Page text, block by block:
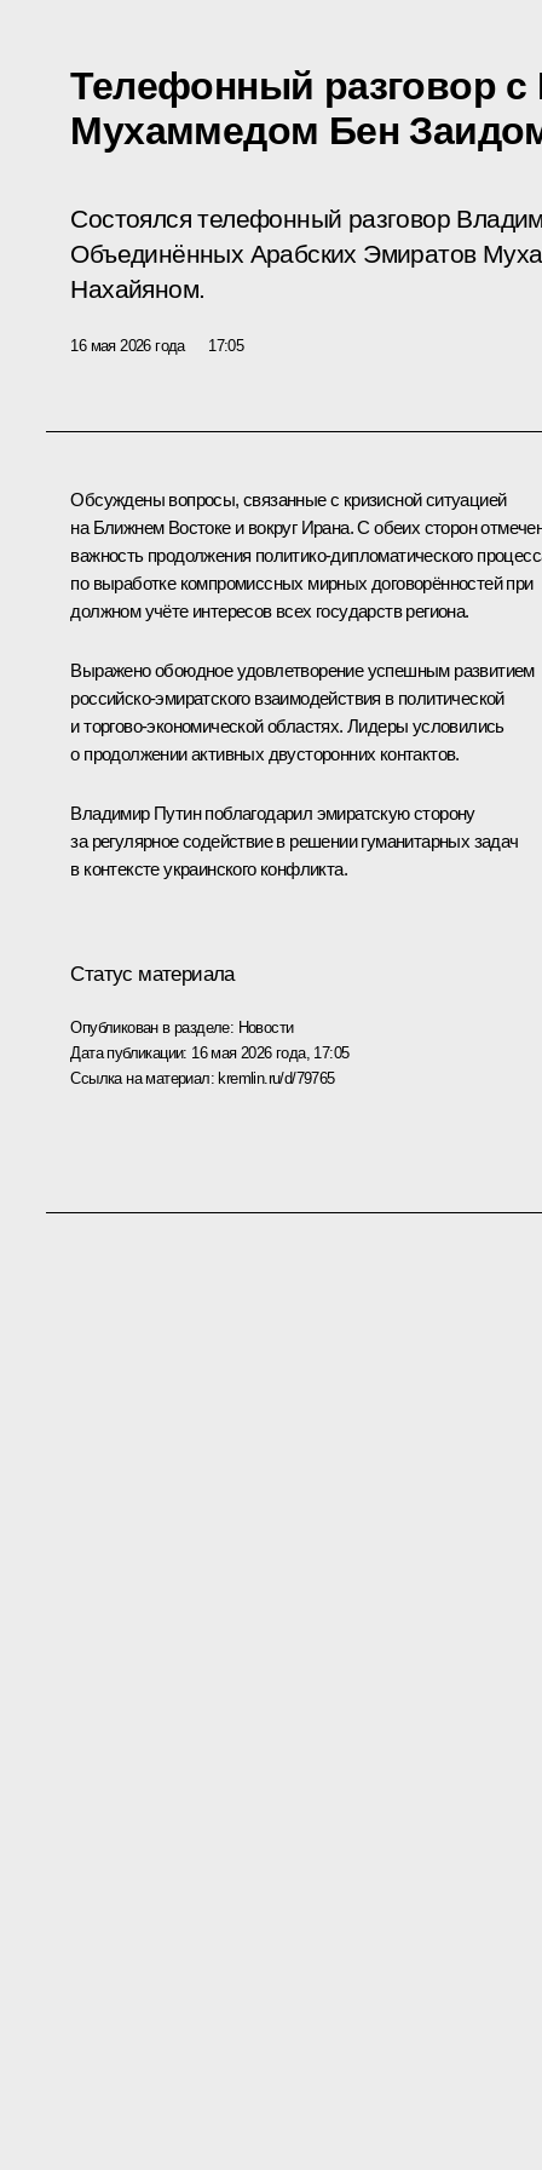
Телефонный разговор
Мухаммедом Бен
Состоялся телефонный разговор
Объединённых Арабских Эмиратов
Нахайяном.
16 мая 2026 года 17:05
Обсуждены вопросы, связанные с кризисной ситуацией
на Ближнем Востоке и вокруг Ирана. С обеих сторон
важность продолжения политико-дипломатического
по выработке компромиссных мирных договорённостей при
должном учёте интересов всех государств региона.
Выражено обоюдное удовлетворение успешным развитием
российско-эмиратского взаимодействия в политической
и торгово-экономической областях. Лидеры условились
о продолжении активных двусторонних контактов.
Владимир Путин поблагодарил эмиратскую сторону
за регулярное содействие в решении гуманитарных задач
в контексте украинского конфликта.
Статус материала
Опубликован в разделе: Новости
Дата публикации: 16 мая 2026 года, 17:05
Ссылка на материал: kremlin.ru/d/79765